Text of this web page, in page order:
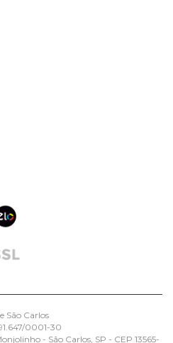
São Carlos
0001-30
- São Carlos, SP - CEP 13565-